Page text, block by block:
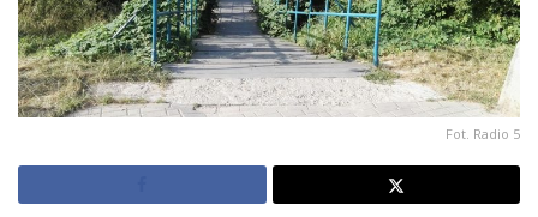
Fot. Radio 5